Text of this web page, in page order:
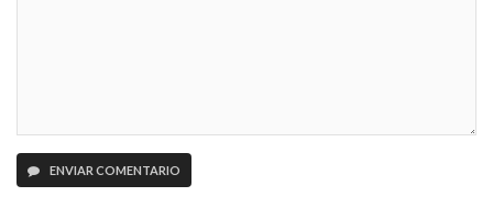
ENVIAR COMENTARIO